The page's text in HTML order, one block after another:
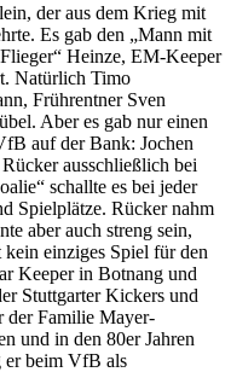
der aus dem Krieg mit
Es gab den „Mann mit
Heinze, EM-Keeper
Natürlich Timo
Frührentner Sven
Aber es gab nur einen
auf der Bank: Jochen
ausschließlich bei
schallte es bei jeder
Spielplätze. Rücker nahm
aber auch streng sein,
einziges Spiel für den
Keeper in Botnang und
Stuttgarter Kickers und
der Familie Mayer-
und in den 80er Jahren
er beim VfB als